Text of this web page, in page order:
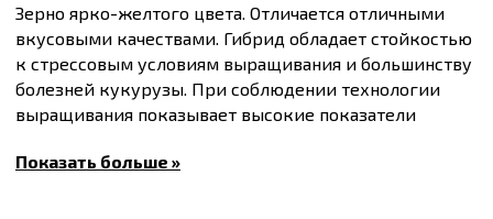
Зерно ярко-желтого цвета. Отличается отличными
вкусовыми качествами. Гибрид обладает стойкостью
к стрессовым условиям выращивания и большинству
болезней кукурузы. При соблюдении технологии
выращивания показывает высокие показатели
Предназначена для свежего потребления и
Показать больше »